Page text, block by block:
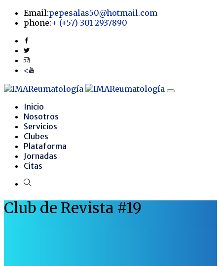
Email:pepesalas50@hotmail.com
phone:+ (+57) 301 2937890
<
Inicio
Nosotros
Servicios
Clubes
Plataforma
Jornadas
Citas
Club de Revista #19